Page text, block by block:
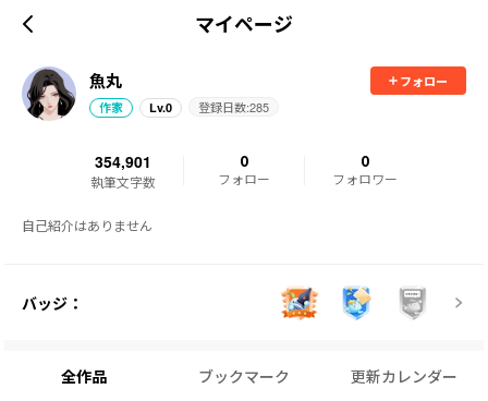
マイページ
魚丸
フォロー
作家
Lv.0 登録日数:285
354,901
執筆文字数
0
フォロー
0
フォロワー
自己紹介はありません
バッジ：
全作品 ブックマーク 更新カレンダー